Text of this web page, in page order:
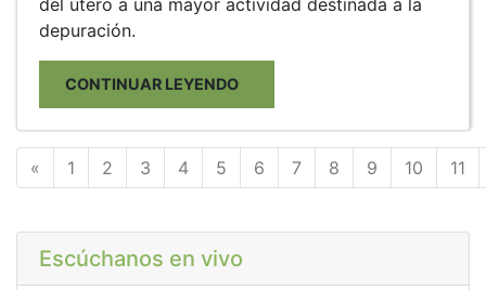
depuración.
CONTINUAR LEYENDO
« Anterior
1 2 3 4 5 6 7 8 9 10 11
Escúchanos en vivo